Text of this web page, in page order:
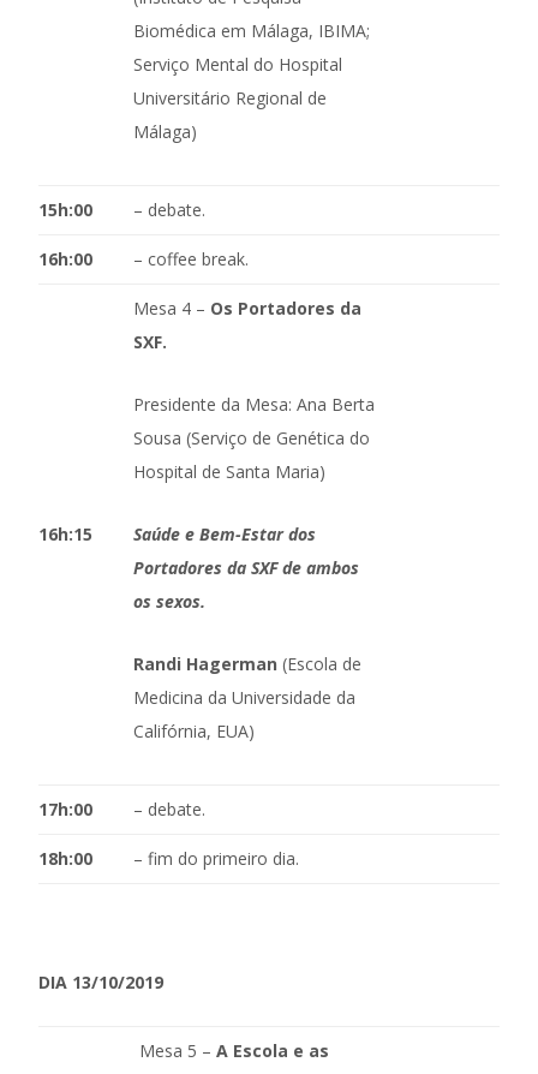
Biomédica em Málaga, IBIMA;
Serviço Mental do Hospital
Universitário Regional de
Málaga)
15h:00 – debate.
16h:00 – coffee break.
16h:15
Mesa 4 – Os Portadores da
SXF.
Presidente da Mesa: Ana Berta
Sousa (Serviço de Genética do
Hospital de Santa Maria)
Saúde e Bem-Estar dos
Portadores da SXF de ambos
os sexos.
Randi Hagerman (Escola de
Medicina da Universidade da
Califórnia, EUA)
17h:00 – debate.
18h:00 – fim do primeiro dia.
DIA 13/10/2019
Mesa 5 – A Escola e as